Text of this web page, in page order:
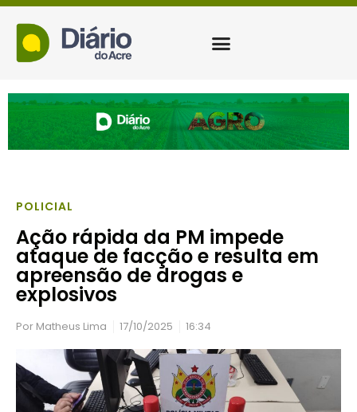
POLICIAL
Ação rápida da PM impede
ataque de facção e resulta em
apreensão de drogas e
explosivos
Por Matheus Lima 17/10/2025 16:34